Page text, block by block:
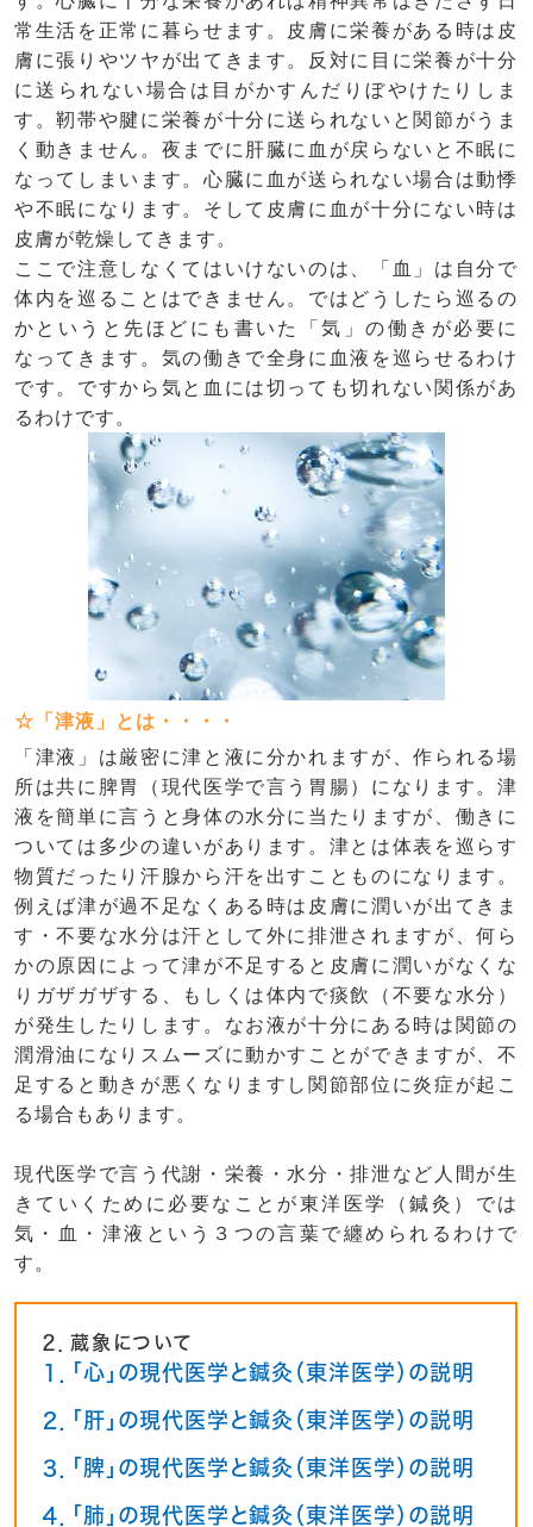
常生活を正常に暮らせます。皮膚に栄養がある時は皮
膚に張りやツヤが出てきます。反対に目に栄養が十分
に送られない場合は目がかすんだりぼやけたりしま
す。靭帯や腱に栄養が十分に送られないと関節がうま
く動きません。夜までに肝臓に血が戻らないと不眠に
なってしまいます。心臓に血が送られない場合は動悸
や不眠になります。そして皮膚に血が十分にない時は
皮膚が乾燥してきます。
ここで注意しなくてはいけないのは、「血」は自分で
体内を巡ることはできません。ではどうしたら巡るの
かというと先ほどにも書いた「気」の働きが必要に
なってきます。気の働きで全身に血液を巡らせるわけ
です。ですから気と血には切っても切れない関係があ
るわけです。
☆「津液」とは・・・・
「津液」は厳密に津と液に分かれますが、作られる場
所は共に脾胃（現代医学で言う胃腸）になります。津
液を簡単に言うと身体の水分に当たりますが、働きに
ついては多少の違いがあります。津とは体表を巡らす
物質だったり汗腺から汗を出すことものになります。
例えば津が過不足なくある時は皮膚に潤いが出てきま
す・不要な水分は汗として外に排泄されますが、何ら
かの原因によって津が不足すると皮膚に潤いがなくな
りガザガザする、もしくは体内で痰飲（不要な水分）
が発生したりします。なお液が十分にある時は関節の
潤滑油になりスムーズに動かすことができますが、不
足すると動きが悪くなりますし関節部位に炎症が起こ
る場合もあります。
現代医学で言う代謝・栄養・水分・排泄など人間が生
きていくために必要なことが東洋医学（鍼灸）では
気・血・津液という３つの言葉で纏められるわけで
す。
２．蔵象について
１．「心」の現代医学と鍼灸（東洋医学）の説明
２．「肝」の現代医学と鍼灸（東洋医学）の説明
３．「脾」の現代医学と鍼灸（東洋医学）の説明
４．「肺」の現代医学と鍼灸（東洋医学）の説明